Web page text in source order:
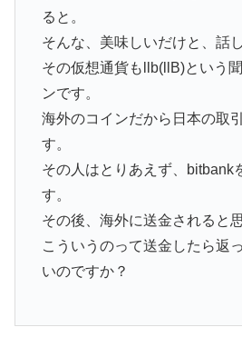
ると。
そんな、美味しいだけと、話
その仮想通貨もllb(llB)という
ンです。
海外のコインだから日本の取
す。
その人はとりあえず、bitbank
す。
その後、海外に送金されると
こういうのって送金したら返
いのですか？